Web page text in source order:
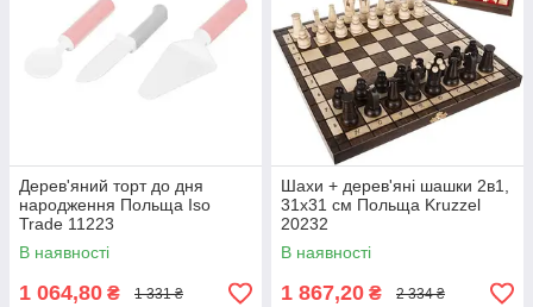
Дерев'яний торт до дня
народження Польща Iso
Trade 11223
В наявності
1 064,80 ₴ 1 331 ₴
Шахи + дерев'яні шашки 2в1,
31х31 см Польща Kruzzel
20232
В наявності
1 867,20 ₴ 2 334 ₴